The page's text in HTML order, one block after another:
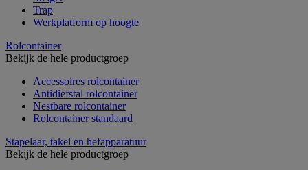
Trap
Werkplatform op hoogte
Rolcontainer
Bekijk de hele productgroep
Accessoires rolcontainer
Antidiefstal rolcontainer
Nestbare rolcontainer
Rolcontainer standaard
Stapelaar, takel en hefapparatuur
Bekijk de hele productgroep